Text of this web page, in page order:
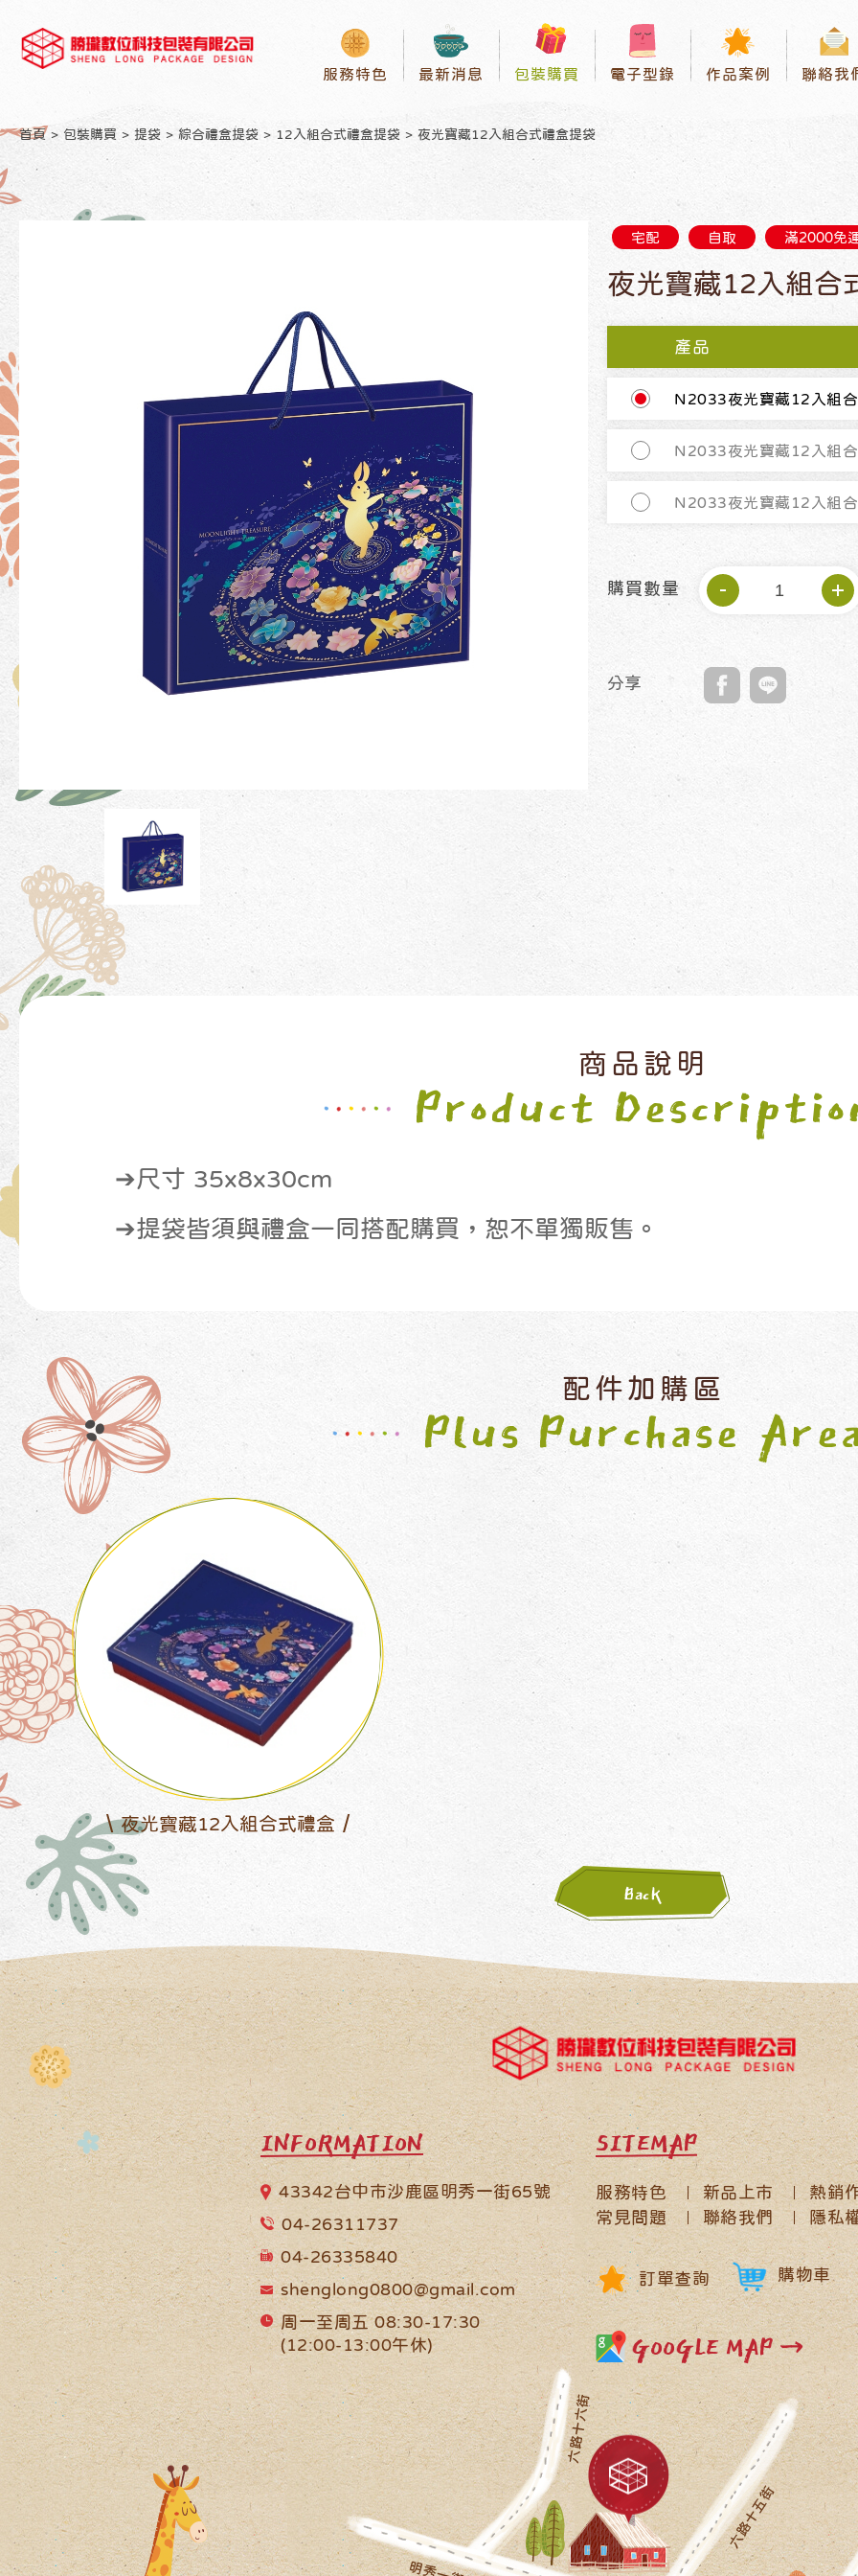
服務特色 最新消息 包裝購買 電子型錄 作品案例 聯絡我
首頁 包裝購買 提袋 綜合禮盒提袋 12入組合式禮盒提袋 夜光寶藏12入組合式禮盒提袋
宅配 自取 滿2000免
夜光寶藏12入組合
產品
N2033夜光寶藏12入組
N2033夜光寶藏12入組
N2033夜光寶藏12入組
購買數量
分享
商品說明
Product
➔尺寸 35x8x30cm
➔提袋皆須與禮盒一同搭配購買，恕不單獨販售。
配件加購區
Plus Purchase
夜光寶藏12入組合式禮盒
Back
INFORMATION
43342台中市沙鹿區明秀一街65號
04-26311737
04-26335840
shenglong0800@gmail.com
周一至周五 08:30-17:30
(12:00-13:00午休)
SITEMAP
服務特色 新品上市
熱銷
常見問題
聯絡我們 隱私
訂單查詢 購物車
GOOGLE MAP →